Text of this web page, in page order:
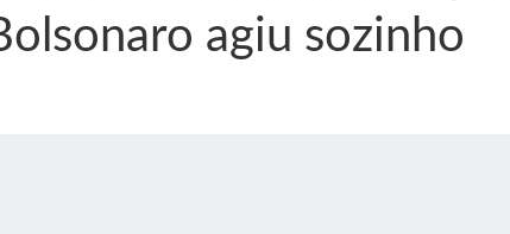
agiu sozinho